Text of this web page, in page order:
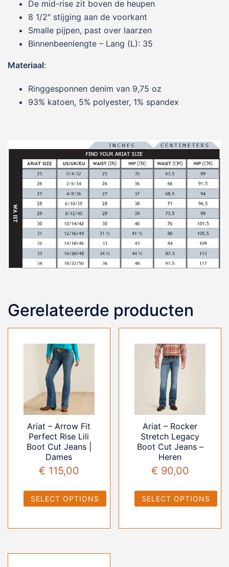
De mid-rise zit boven de heupen
8 1/2″ stijging aan de voorkant
Smalle pijpen, past over laarzen
Binnenbeenlengte – Lang (L): 35
Materiaal:
Ringgesponnen denim van 9,75 oz
93% katoen, 5% polyester, 1% spandex
Gerelateerde producten
Ariat – Arrow Fit
Perfect Rise Lili
Boot Cut Jeans |
Dames
€ 115,00
SELECT OPTIONS
Ariat – Rocker
Stretch Legacy
Boot Cut Jeans –
Heren
€ 90,00
SELECT OPTIONS